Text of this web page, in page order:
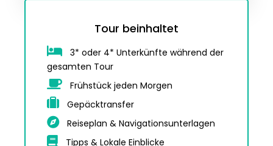
Tour beinhaltet
3* oder 4* Unterkünfte während der
gesamten Tour
Frühstück jeden Morgen
Gepäcktransfer
Reiseplan & Navigationsunterlagen
Tipps & Lokale Einblicke